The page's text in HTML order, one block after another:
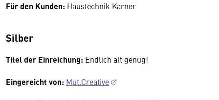
Für den Kunden: Haustechnik Karner
Silber
Titel der Einreichung: Endlich alt genug!
Eingereicht von: Mut.Creative